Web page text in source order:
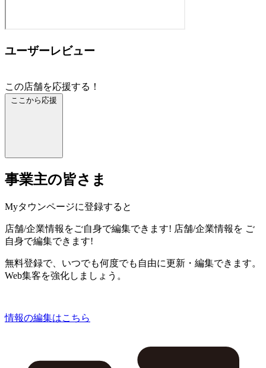
ユーザーレビュー
この店舗を応援する！
ここから応援
事業主の皆さま
Myタウンページに登録すると
店舗/企業情報をご自身で編集できます! 店舗/企業情報を ご
自身で編集できます!
無料登録で、いつでも何度でも自由に更新・編集できます。
Web集客を強化しましょう。
情報の編集はこちら